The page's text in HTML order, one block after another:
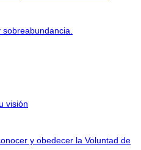
visión
y obedecer la Voluntad de